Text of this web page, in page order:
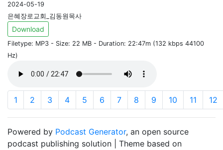
2024-05-19
은혜장로교회_김동원목사
Download
Filetype: MP3 - Size: 22 MB - Duration: 22:47m (132 kbps 44100
Hz)
1 2 3 4 5 6 7 8 9 10 11 12
Powered by Podcast Generator, an open source
podcast publishing solution | Theme based on